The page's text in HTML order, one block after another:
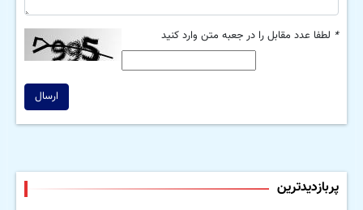
* لطفا عدد مقابل را در جعبه متن وارد کنید
ارسال
پربازدیدترین